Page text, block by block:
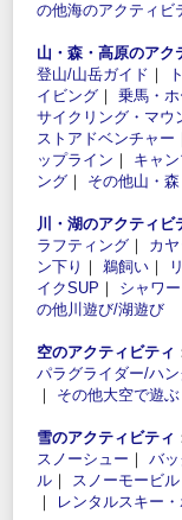
の他海のアクティビ
山・森・高原のアク
登山/山岳ガイド ｜
イビング ｜ 乗馬・
サイクリング・マウ
ストアドベンチャー
ップライン ｜ キャ
ング ｜ その他山・
川・湖のアクティビ
ラフティング ｜ カ
ン下り ｜ 鵜飼い ｜
イクSUP ｜ シャワ
の他川遊び/湖遊び
空のアクティビティ
パラグライダー/ハ
｜ その他大空で遊ぶ
雪のアクティビティ
スノーシュー ｜ バ
ル ｜ スノーモービル
｜
レンタルスキー